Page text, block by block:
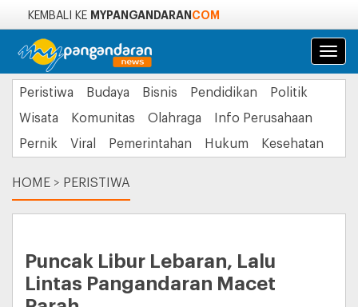
KEMBALI KE MYPANGANDARAN COM
Peristiwa Budaya Bisnis Pendidikan
Politik
Wisata
Komunitas Olahraga
Info Perusahaan
Pernik
Viral Pemerintahan Hukum Kesehatan
HOME > PERISTIWA
Puncak Libur Lebaran, Lalu
Lintas Pangandaran Macet